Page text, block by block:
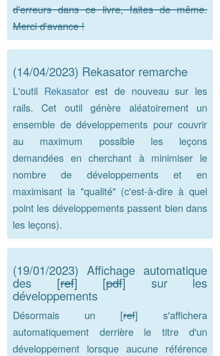
d'erreurs dans ce livre, faites de même.
Merci d'avance !
(14/04/2023) Rekasator remarche
L'outil Rekasatorest de nouveau sur les
rails. Cet outil génère aléatoirement un
ensemble de développements pour couvrir
au maximum possible les leçons
demandées en cherchant à minimiser le
nombre de développements et en
maximisant la "qualité" (c'est-à-dire à quel
point les développements passent bien dans
les leçons).
(19/01/2023) Affichage automatique
des [ref] [pdf] sur les
développements
Désormais un [ref] s'affichera
automatiquement derrière le titre d'un
développement lorsque aucune référence